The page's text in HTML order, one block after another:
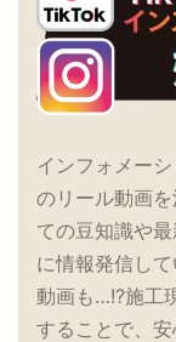
インフォメー
のリール動画
ての豆知識や
に情報発信し
動画も…!?施工
することで、